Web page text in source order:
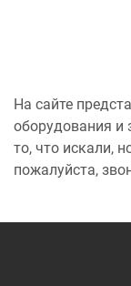
На сайте
оборудования и
то, что искали,
пожалуйста,